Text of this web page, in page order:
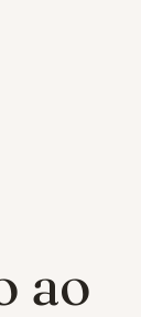
ao